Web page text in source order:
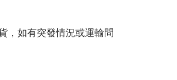
，如有突發情況或運輸問